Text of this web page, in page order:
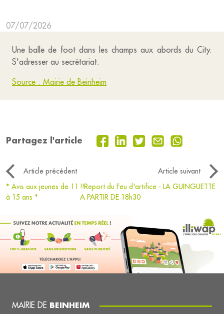
07/07/2026
Une balle de foot dans les champs aux abords du City.
S'adresser au secrétariat.
Source : Mairie de Beinheim
Partagez l'article
Article précédent
Article suivant
* Avis aux jeunes de 11
à 15 ans *
!!Report du Feu d'artifice - LA GUINGUETTE
A PARTIR DE 18h30
MAIRIE DE BEINHEIM